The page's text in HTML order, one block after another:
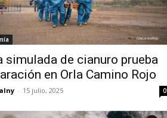
simulada de cianuro prueba
en Orla Camino Rojo
- 15 julio, 2025 0